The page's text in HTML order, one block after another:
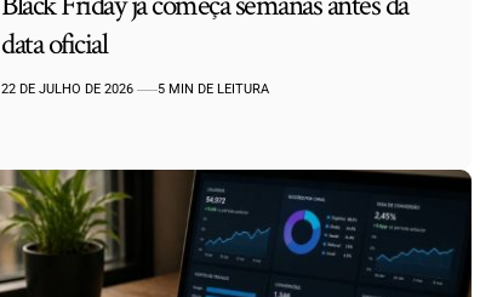
data oficial
22 DE JULHO DE 2026 5 MIN DE LEITURA